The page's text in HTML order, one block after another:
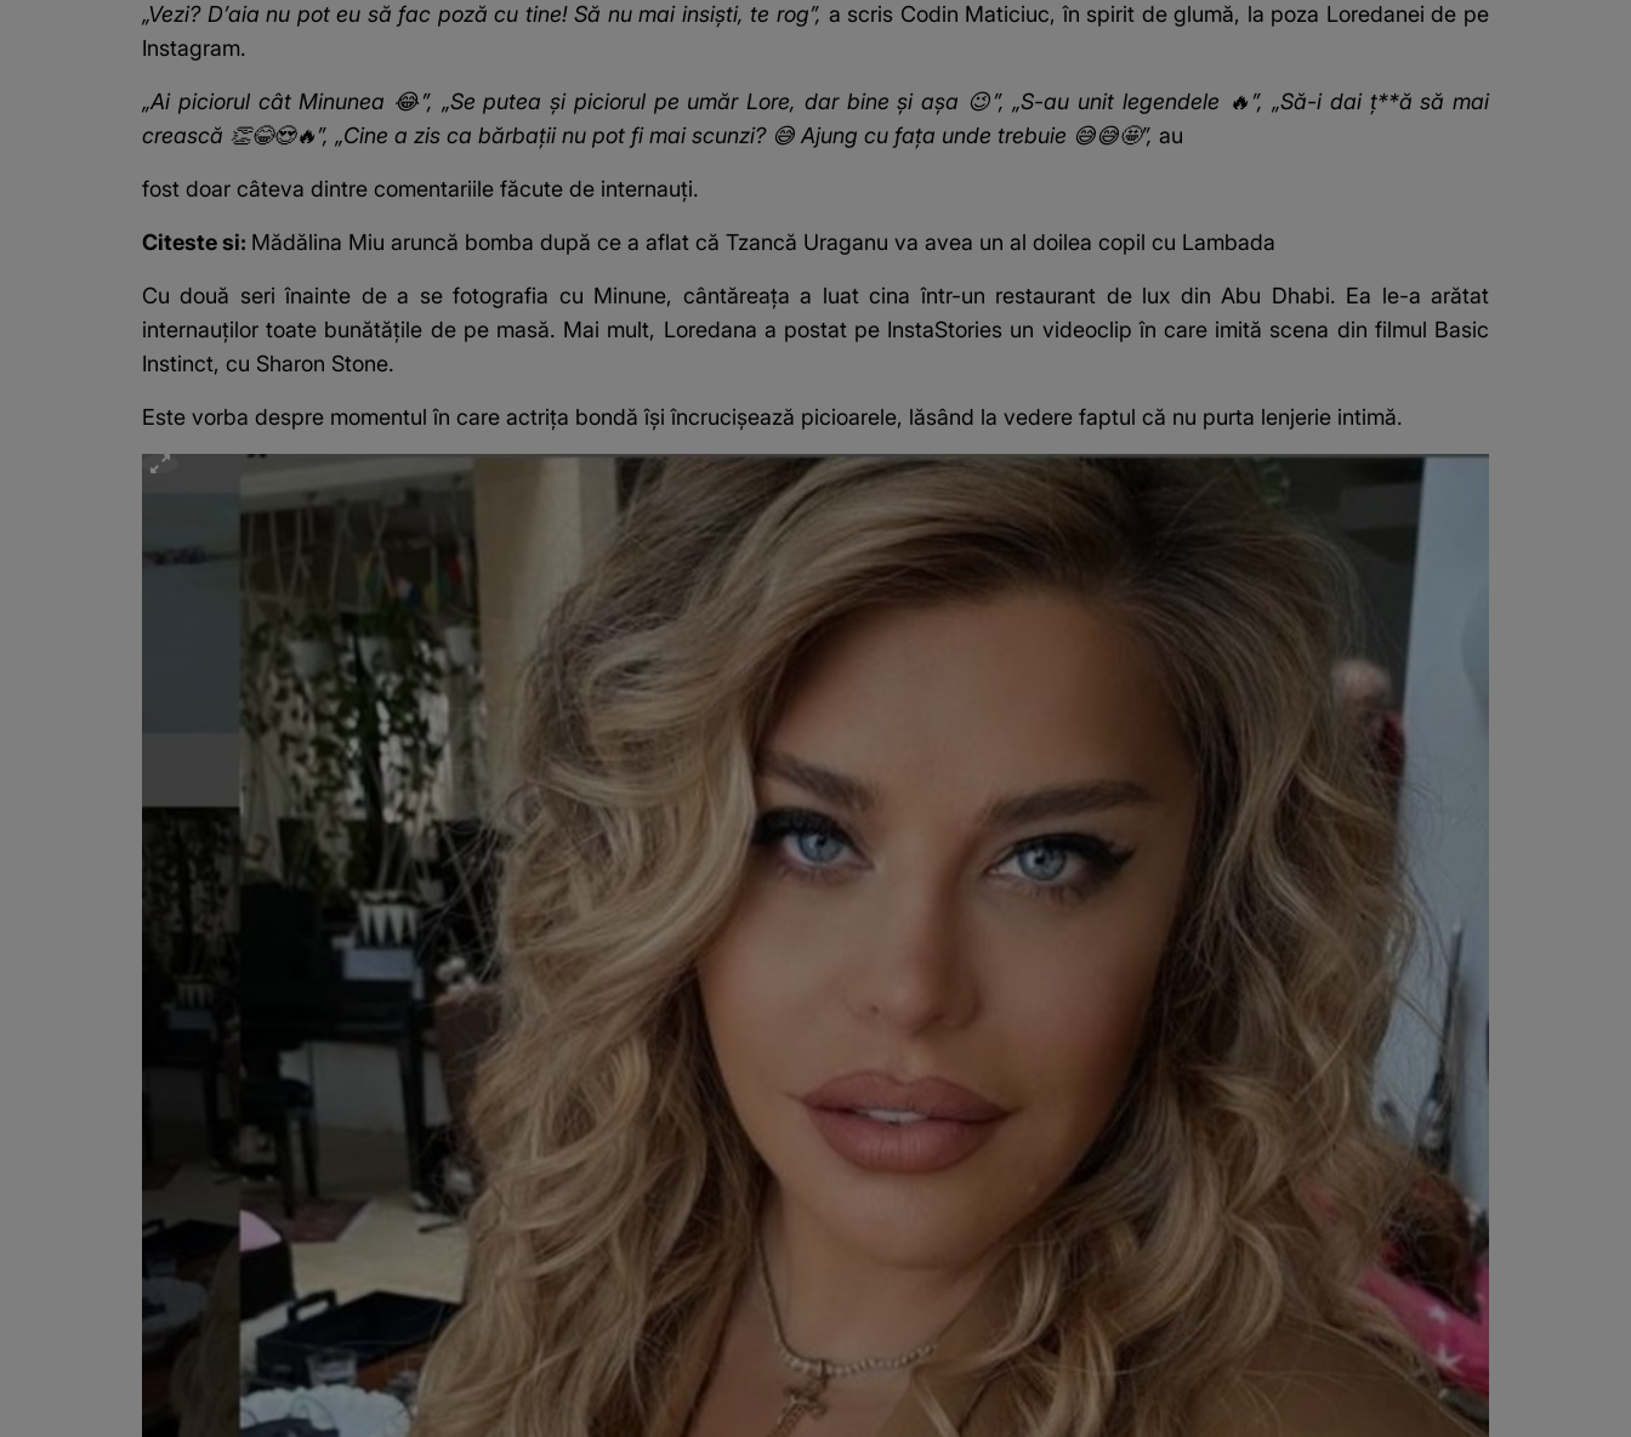
„Vezi? D’aia nu pot eu să fac poză cu tine! Să nu mai insiști, te rog”, a scris Codin Maticiuc, în spirit de glumă, la poza Loredanei de pe
Instagram.
„Ai piciorul cât Minunea 😂”, „Se putea și piciorul pe umăr Lore, dar bine și așa 😉”, „S-au unit legendele 🔥”, „Să-i dai ț**ă să mai
crească 👏😂😍🔥”, „Cine a zis ca bărbații nu pot fi mai scunzi? 😅 Ajung cu fața unde trebuie 😅😅🤩”, au
fost doar câteva dintre comentariile făcute de internauți.
Citeste si: Mădălina Miu aruncă bomba după ce a aflat că Tzancă Uraganu va avea un al doilea copil cu Lambada
Cu două seri înainte de a se fotografia cu Minune, cântăreața a luat cina într-un restaurant de lux din Abu Dhabi. Ea le-a arătat
internauților toate bunătățile de pe masă. Mai mult, Loredana a postat pe InstaStories un videoclip în care imită scena din filmul Basic
Instinct, cu Sharon Stone.
Este vorba despre momentul în care actrița bondă își încrucișează picioarele, lăsând la vedere faptul că nu purta lenjerie intimă.